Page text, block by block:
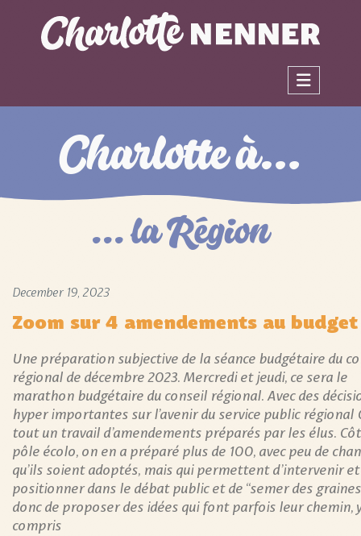
Charlotte à…
… la Région
December 19, 2023
Zoom sur 4 amendements au budget
Une préparation subjective de la séance budgétaire du
régional de décembre 2023. Mercredi et jeudi, ce sera le
marathon budgétaire du conseil régional. Avec des
hyper importantes sur l’avenir du service public régional
tout un travail d’amendements préparés par les élus.
pôle écolo, on en a préparé plus de 100, avec peu de
qu’ils soient adoptés, mais qui permettent d’intervenir
positionner dans le débat public et de “semer des
donc de proposer des idées qui font parfois leur chemin, y
compris